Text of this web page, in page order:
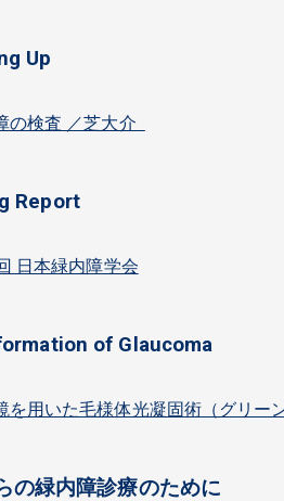
Up
の検査 ／芝大介
Report
日本緑内障学会
of Glaucoma
を用いた毛様体光凝固術（グリー
の緑内障診療のために